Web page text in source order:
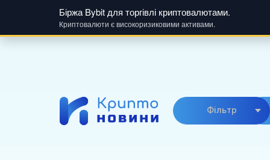
Біржа Bybit для торгівлі криптовалютами.
Криптовалюти є високоризиковими активами.
Фiльтр